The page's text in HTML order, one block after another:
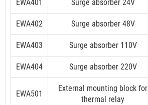
EWA401 Surge absorber 24V
EWA402 Surge absorber 48V
EWA403 Surge absorber 110V
EWA404 Surge absorber 220V
EWA501
External mounting block for
thermal relay